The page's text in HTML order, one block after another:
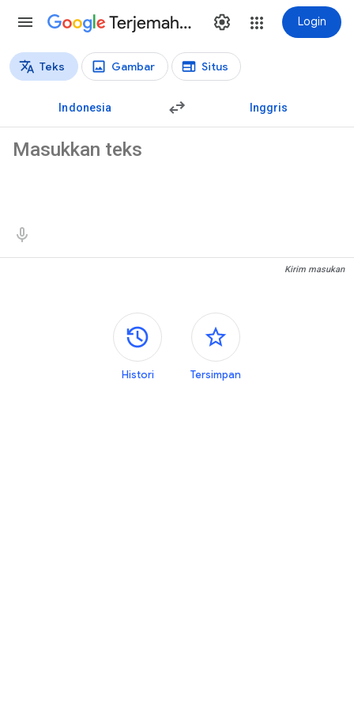
Terjemahan Login
Jenis terjemahan
Teks Gambar Situs
Indonesia Inggris
Kirim masukan
Panel samping
Histori Tersimpan